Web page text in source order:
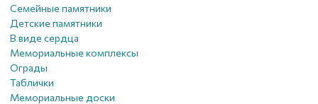
Семейные памятники
Детские памятники
В виде сердца
Мемориальные комплексы
Ограды
Таблички
Мемориальные доски